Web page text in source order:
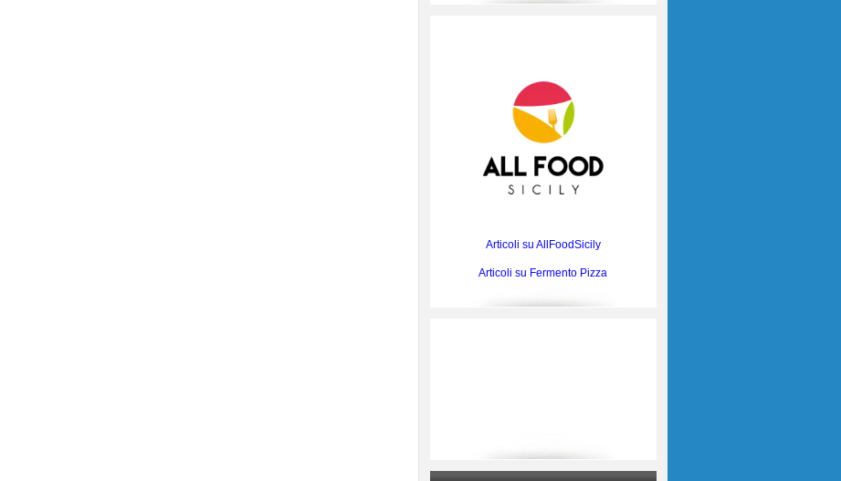
Articoli su AllFoodSicily
Articoli su Fermento Pizza